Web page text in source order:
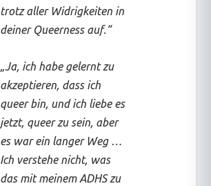
trotz aller Widrigkeiten in
deiner Queerness auf.“
„Ja, ich habe gelernt zu
akzeptieren, dass ich
queer bin, und ich liebe es
jetzt, queer zu sein, aber
es war ein langer Weg …
Ich verstehe nicht, was
das mit meinem ADHS zu